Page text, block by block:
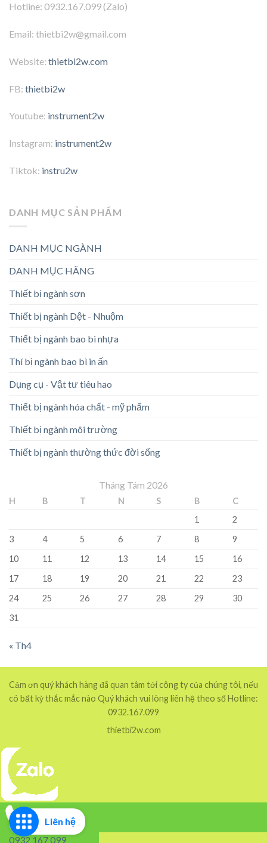
Hotline: 0932.167.099 (Zalo)
Email: thietbi2w@gmail.com
Website: thietbi2w.com
FB: thietbi2w
Youtube: instrument2w
Instagram: instrument2w
Tiktok: instru2w
DANH MỤC SẢN PHẨM
DANH MỤC NGÀNH
DANH MỤC HÃNG
Thiết bị ngành sơn
Thiết bị ngành Dệt - Nhuộm
Thiết bị ngành bao bì nhựa
Thí bị ngành bao bì in ấn
Dụng cụ - Vật tư tiêu hao
Thiết bị ngành hóa chất - mỹ phẩm
Thiết bị ngành môi trường
Thiết bị ngành thường thức đời sống
Tháng Tám 2026
H B T N S B
C
1
2
3
4 5 6 7 8
9
10
11 12 13 14 15
16
17
18 19 20 21 22
23
24
25 26 27 28 29
30
31
« Th4
Cảm ơn quý khách hàng đã quan tâm tới công ty của chúng tôi, nếu
có bất kỳ thắc mắc nào Quý khách vui lòng liên hệ theo số Hotline:
0932.167.099
thietbi2w.com
Liên hệ
0932 167 099